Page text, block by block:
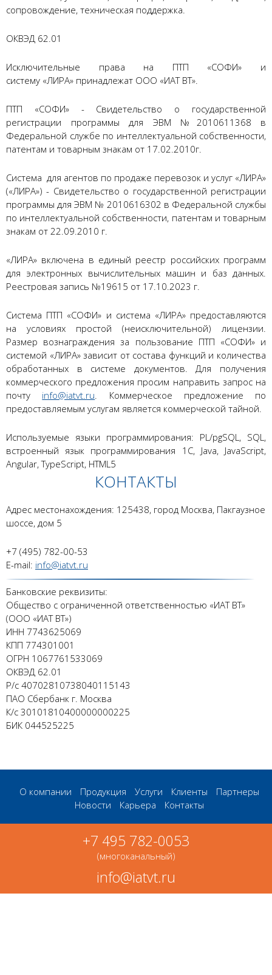
сопровождение, техническая поддержка.
ОКВЭД 62.01
Исключительные права на ПТП «СОФИ» и
систему «ЛИРА» принадлежат ООО «ИАТ ВТ».
ПТП «СОФИ» - Свидетельство о государственной
регистрации программы для ЭВМ №2010611368 в
Федеральной службе по интеллектуальной собственности,
патентам и товарным знакам от 17.02.2010г.
Система для агентов по продаже перевозок и услуг «ЛИРА»
(«ЛИРА») - Свидетельство о государственной регистрации
программы для ЭВМ № 2010616302 в Федеральной службы
по интеллектуальной собственности, патентам и товарным
знакам от 22.09.2010 г.
«ЛИРА» включена в единый реестр российских программ
для электронных вычислительных машин и баз данных.
Реестровая запись №19615 от 17.10.2023 г.
Система ПТП «СОФИ» и система «ЛИРА» предоставляются
на условиях простой (неисключительной) лицензии.
Размер вознаграждения за пользование ПТП «СОФИ» и
системой «ЛИРА» зависит от состава функций и количества
обработанных в системе документов. Для получения
коммерческого предложения просим направить запрос на
почту info@iatvt.ru . Коммерческое предложение по
предоставляемым услугам является коммерческой тайной.
Используемые языки программирования: PL/pgSQL, SQL,
встроенный язык программирования 1С, Java, JavaScript,
Angular, TypeScript, HTML5
КОНТАКТЫ
Адрес местонахождения: 125438, город Москва, Пакгаузное
шоссе, дом 5
+7 (495) 782-00-53
E-mail: info@iatvt.ru
Банковские реквизиты:
Общество с ограниченной ответственностью «ИАТ ВТ»
(ООО «ИАТ ВТ»)
ИНН 7743625069
КПП 774301001
ОГРН 1067761533069
ОКВЭД 62.01
Р/с 40702810738040115143
ПАО Сбербанк г. Москва
К/с 30101810400000000225
БИК 044525225
О компании Продукция Услуги Клиенты
Партнеры
Новости
Карьера Контакты
+7 495 782-0053
(многоканальный)
info@iatvt.ru